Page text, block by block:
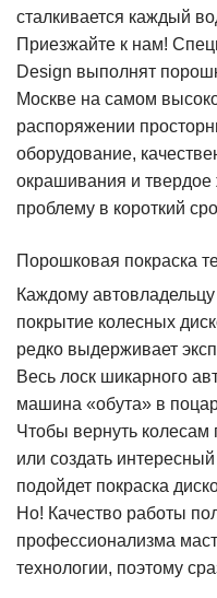
сталкивается каждый
Приезжайте к нам!
Design выполнят
Москве на самом
распоряжении
оборудование,
окрашивания и
проблему в короткий
Порошковая покраска
Каждому автовладельцу
покрытие колесных
редко выдерживает
Весь лоск шикарного
машина «обута» в
Чтобы вернуть колесам
или создать
подойдет покраска
Но! Качество работы
профессионализма
технологии, поэтому